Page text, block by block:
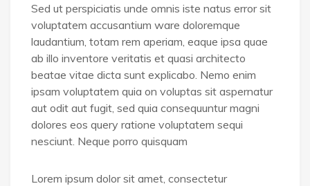
Sed ut perspiciatis unde omnis iste natus error sit
voluptatem accusantium ware doloremque
laudantium, totam rem aperiam, eaque ipsa quae
ab illo inventore veritatis et quasi architecto
beatae vitae dicta sunt explicabo. Nemo enim
ipsam voluptatem quia on voluptas sit aspernatur
aut odit aut fugit, sed quia consequuntur magni
dolores eos query ratione voluptatem sequi
nesciunt. Neque porro quisquam
Lorem ipsum dolor sit amet, consectetur